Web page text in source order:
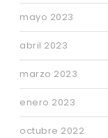
mayo 2023
abril 2023
marzo 2023
enero 2023
octubre 2022